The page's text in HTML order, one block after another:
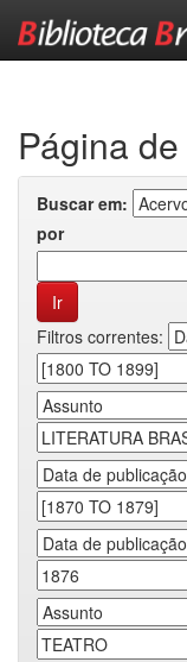
Página
Buscar em:
por
Filtros correntes: